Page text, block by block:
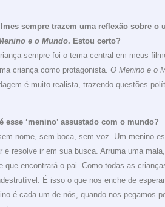
sempre trazem uma reflexão sobre o
e o Mundo. Estou certo?
sempre foi o tema central em meus
criança como protagonista. O Menino e o
é muito realista, trazendo questões
esse ‘menino’ assustado com o mundo?
nome, sem boca, sem voz. Um menino
e resolve ir em sua busca. Arruma uma
que encontrará o pai. Como todas as
É isso o que nos enche de
é cada um de nós, quando nos pegamos